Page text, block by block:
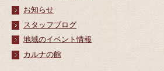
お知らせ
スタッフブログ
地域のイベント情報
カルナの館